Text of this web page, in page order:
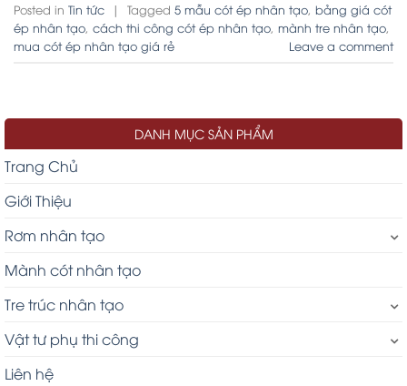
Posted in Tin tức | Tagged 5 mẫu cót ép nhân tạo, bảng giá cót
ép nhân tạo, cách thi công cót ép nhân tạo, mành tre nhân tạo,
mua cót ép nhân tạo giá rẻ
Leave a comment
DANH MỤC SẢN PHẨM
Trang Chủ
Giới Thiệu
Rơm nhân tạo
Mành cót nhân tạo
Tre trúc nhân tạo
Vật tư phụ thi công
Liên hệ